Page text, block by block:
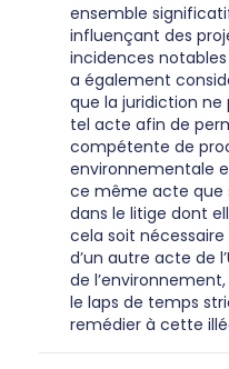
ensemble
influençant des
incidences notables
a également
que la juridiction
tel acte afin de
compétente de
environnementale
ce même acte que
dans le litige dont
cela soit
d’un autre acte de
de
le laps de temps
remédier à cette